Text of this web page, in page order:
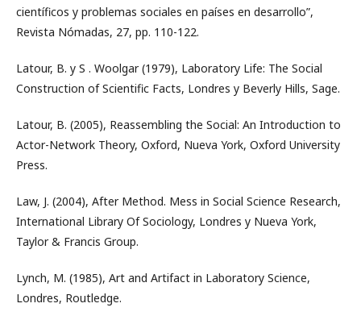
científicos y problemas sociales en países en desarrollo”,
Revista Nómadas, 27, pp. 110-122.
Latour, B. y S . Woolgar (1979), Laboratory Life: The Social
Construction of Scientific Facts, Londres y Beverly Hills, Sage.
Latour, B. (2005), Reassembling the Social: An Introduction to
Actor-Network Theory, Oxford, Nueva York, Oxford University
Press.
Law, J. (2004), After Method. Mess in Social Science Research,
International Library Of Sociology, Londres y Nueva York,
Taylor & Francis Group.
Lynch, M. (1985), Art and Artifact in Laboratory Science,
Londres, Routledge.